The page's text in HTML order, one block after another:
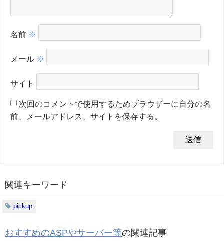
名前 ※
メール ※
サイト
次回のコメントで使用するためブラウザーに自分の名
前、メールアドレス、サイトを保存する。
関連キーワード
pickup
おすすめのASPやサーバー等の関連記事